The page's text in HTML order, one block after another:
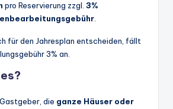
pro Reservierung zzgl. 3%
.
für den Jahresplan entscheiden, fällt
3% an.
die ganze Häuser oder